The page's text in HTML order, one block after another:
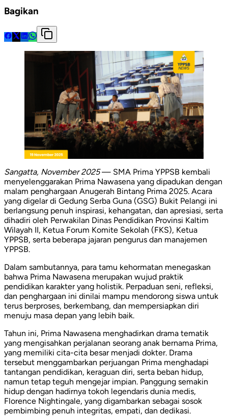
Bagikan
Sangatta, November 2025— SMA Prima YPPSB kembali
menyelenggarakan Prima Nawasena yang dipadukan dengan
malam penghargaan Anugerah Bintang Prima 2025. Acara
yang digelar di Gedung Serba Guna (GSG) Bukit Pelangi ini
berlangsung penuh inspirasi, kehangatan, dan apresiasi, serta
dihadiri oleh Perwakilan Dinas Pendidikan Provinsi Kaltim
Wilayah II, Ketua Forum Komite Sekolah (FKS), Ketua
YPPSB, serta beberapa jajaran pengurus dan manajemen
YPPSB.
Dalam sambutannya, para tamu kehormatan menegaskan
bahwa Prima Nawasena merupakan wujud praktik
pendidikan karakter yang holistik. Perpaduan seni, refleksi,
dan penghargaan ini dinilai mampu mendorong siswa untuk
terus berproses, berkembang, dan mempersiapkan diri
menuju masa depan yang lebih baik.
Tahun ini, Prima Nawasena menghadirkan drama tematik
yang mengisahkan perjalanan seorang anak bernama Prima,
yang memiliki cita-cita besar menjadi dokter. Drama
tersebut menggambarkan perjuangan Prima menghadapi
tantangan pendidikan, keraguan diri, serta beban hidup,
namun tetap teguh mengejar impian. Panggung semakin
hidup dengan hadirnya tokoh legendaris dunia medis,
Florence Nightingale, yang digambarkan sebagai sosok
pembimbing penuh integritas, empati, dan dedikasi.